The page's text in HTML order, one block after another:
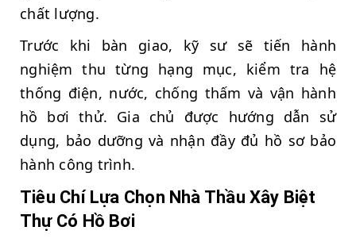
chất lượng.
Trước khi bàn giao, kỹ sư sẽ tiến hành
nghiệm thu từng hạng mục, kiểm tra hệ
thống điện, nước, chống thấm và vận hành
hồ bơi thử. Gia chủ được hướng dẫn sử
dụng, bảo dưỡng và nhận đầy đủ hồ sơ bảo
hành công trình.
Tiêu Chí Lựa Chọn Nhà Thầu Xây Biệt
Thự Có Hồ Bơi